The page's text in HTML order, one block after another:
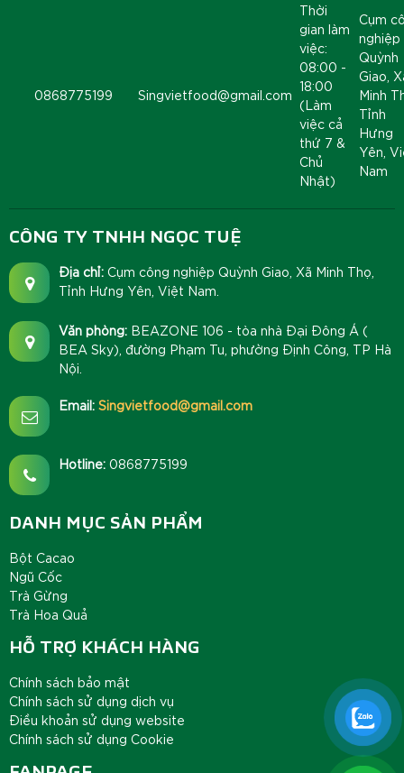
0868775199 Singvietfood@gmail.com
Thời
gian làm
việc:
08:00 -
18:00
(Làm
việc cả
thứ 7 &
Chủ
Nhật)
Cụm
nghiệp
Quỳnh
Giao,
Minh
Tỉnh
Hưng
Yên,
Nam
CÔNG TY TNHH NGỌC TUỆ
Địa chỉ: Cụm công nghiệp Quỳnh Giao, Xã Minh Thọ,
Tỉnh Hưng Yên, Việt Nam.
Văn phòng: BEAZONE 106 - tòa nhà Đại Đông Á (
BEA Sky), đường Phạm Tu, phường Định Công, TP Hà
Nội.
Email: Singvietfood@gmail.com
Hotline: 0868775199
DANH MỤC SẢN PHẨM
Bột Cacao
Ngũ Cốc
Trà Gừng
Trà Hoa Quả
HỖ TRỢ KHÁCH HÀNG
Chính sách bảo mật
Chính sách sử dụng dịch vụ
Điều khoản sử dụng website
Chính sách sử dụng Cookie